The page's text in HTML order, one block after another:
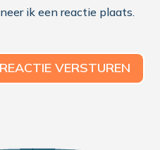
ik een reactie plaats.
REACTIE VERSTUREN